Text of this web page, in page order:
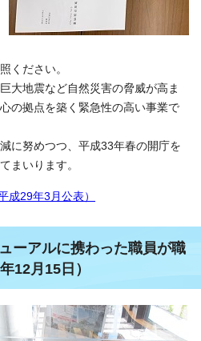
ください。
大地震など自然災害の脅威が高ま
の拠点を築く緊急性の高い事業で
に努めつつ、平成33年春の開庁を
まいります。
成29年3月公表）
ーアルに携わった職員が職
12月15日）